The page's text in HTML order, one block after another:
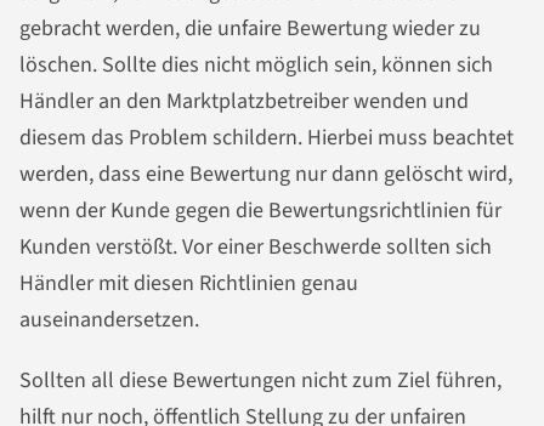
gebracht werden, die unfaire Bewertung wieder zu
löschen. Sollte dies nicht möglich sein, können sich
Händler an den Marktplatzbetreiber wenden und
diesem das Problem schildern. Hierbei muss beachtet
werden, dass eine Bewertung nur dann gelöscht wird,
wenn der Kunde gegen die Bewertungsrichtlinien für
Kunden verstößt. Vor einer Beschwerde sollten sich
Händler mit diesen Richtlinien genau
auseinandersetzen.
Sollten all diese Bewertungen nicht zum Ziel führen,
hilft nur noch, öffentlich Stellung zu der unfairen